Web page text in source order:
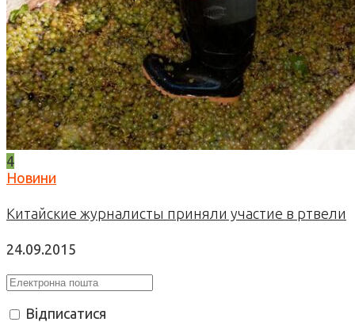
4
Новини
Китайские журналисты приняли участие в ртвели
24.09.2015
Відписатися